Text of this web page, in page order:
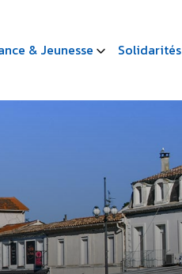
& Jeunesse Solidarités